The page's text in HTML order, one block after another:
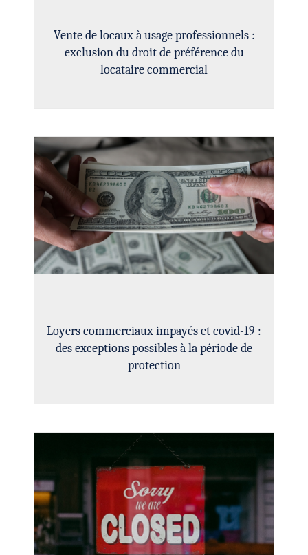
Vente de locaux à usage professionnels :
exclusion du droit de préférence du
locataire commercial
Loyers commerciaux impayés et covid-19 :
des exceptions possibles à la période de
protection